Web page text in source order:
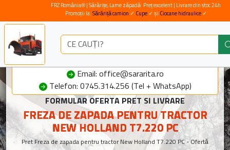
Email: office@sararita.ro
Telefon: 0745.314.256 (Tel + WhatsApp)
FORMULAR OFERTA PRET SI LIVRARE
FREZA DE ZAPADA PENTRU TRACTOR
NEW HOLLAND T7.220 PC
Pret Freza de zapada pentru tractor New Holland T7.220 PC - Ofertă
FRZ România® | Sărărițe, Lame zăpadă: Preț excelent | Livrare din stoc 24h
Promoții la: Sărăriță camion ✓ Cupe ✓ și Ciocane hidraulice✓